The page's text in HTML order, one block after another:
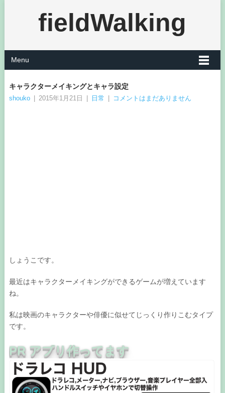
fieldWalking
Menu
キャラクターメイキングとキャラ設定
shouko 2015年1月21日 日常 コメントはまだありません
しょうこです。
最近はキャラクターメイキングができるゲームが増えています
ね。
私は映画のキャラクターや俳優に似せてじっくり作りこむタイプ
です。
PR アプリ作ってます